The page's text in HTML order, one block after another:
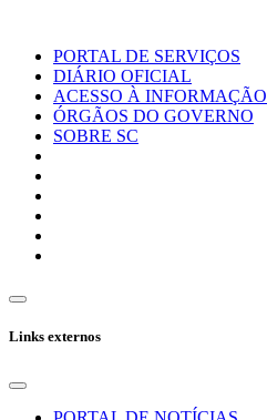
PORTAL DE SERVIÇOS
DIÁRIO OFICIAL
ACESSO À INFORMAÇÃO
ÓRGÃOS DO GOVERNO
SOBRE SC
Links externos